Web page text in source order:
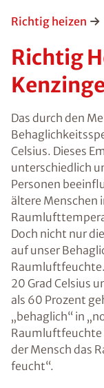
Richtig heizen
Richtig
Das durch den
Celsius. Dieses
unterschiedlich
Personen
ältere Menschen
Doch nicht nur
auf unser
20 Grad Celsius
als 60 Prozent
„behaglich“ in
Raumluftfeuchte
der Mensch das
feucht“.